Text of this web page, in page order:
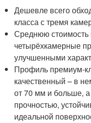
Дешевле всего
класса с тремя
Среднюю стоимость
четырёхкамерные
улучшенными
Профиль премиум-
качественный – в
от 70 мм и больше, а
прочностью,
идеальной